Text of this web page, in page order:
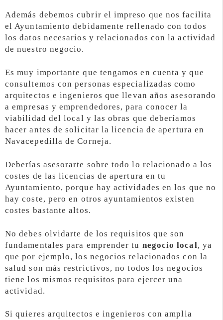
Además debemos cubrir el impreso que nos facilita
el Ayuntamiento debidamente rellenado con todos
los datos necesarios y relacionados con la actividad
de nuestro negocio.
Es muy importante que tengamos en cuenta y que
consultemos con personas especializadas como
arquitectos e ingenieros que llevan años asesorando
a empresas y emprendedores, para conocer la
viabilidad del local y las obras que deberíamos
hacer antes de solicitar la licencia de apertura en
Navacepedilla de Corneja.
Deberías asesorarte sobre todo lo relacionado a los
costes de las licencias de apertura en tu
Ayuntamiento, porque hay actividades en los que no
hay coste, pero en otros ayuntamientos existen
costes bastante altos.
No debes olvidarte de los requisitos que son
fundamentales para emprender tu negocio local, ya
que por ejemplo, los negocios relacionados con la
salud son más restrictivos, no todos los negocios
tiene los mismos requisitos para ejercer una
actividad.
Si quieres arquitectos e ingenieros con amplia